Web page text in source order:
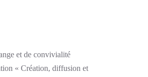
et de convivialité
« Création, diffusion et